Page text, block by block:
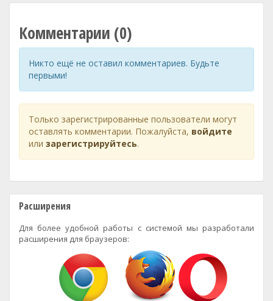
Комментарии (0)
Никто ещё не оставил комментариев. Будьте
первыми!
Только зарегистрированные пользователи могут
оставлять комментарии. Пожалуйста, войдите
или зарегистрируйтесь.
Расширения
Для более удобной работы с системой мы разработали
расширения для браузеров: